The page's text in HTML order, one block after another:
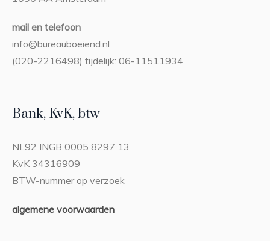
mail en telefoon
info@bureauboeiend.nl
(020-2216498) tijdelijk: 06-11511934
Bank, KvK, btw
NL92 INGB 0005 8297 13
KvK 34316909
BTW-nummer op verzoek
algemene voorwaarden